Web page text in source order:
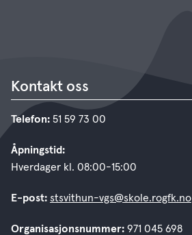
Kontakt oss
Telefon: 51 59 73 00
Åpningstid:
Hverdager kl. 08:00-15:00
E-post: stsvithun-vgs@skole.rogfk.no
Organisasjonsnummer: 971 045 698